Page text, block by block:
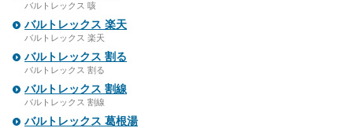
バルトレックス 咳
バルトレックス 楽天
バルトレックス 楽天
バルトレックス 割る
バルトレックス 割る
バルトレックス 割線
バルトレックス 割線
バルトレックス 葛根湯